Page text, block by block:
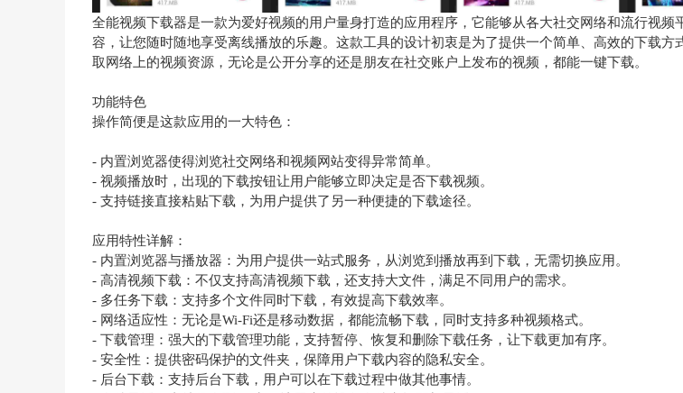
全能视频下载器是一款为爱好视频的用户量身打造的应用程序，它能够从各大社交网络和流行视频
容，让您随时随地享受离线播放的乐趣。这款工具的设计初衷是为了提供一个简单、高效的下载方
取网络上的视频资源，无论是公开分享的还是朋友在社交账户上发布的视频，都能一键下载。
功能特色
操作简便是这款应用的一大特色：
- 内置浏览器使得浏览社交网络和视频网站变得异常简单。
- 视频播放时，出现的下载按钮让用户能够立即决定是否下载视频。
- 支持链接直接粘贴下载，为用户提供了另一种便捷的下载途径。
应用特性详解：
- 内置浏览器与播放器：为用户提供一站式服务，从浏览到播放再到下载，无需切换应用。
- 高清视频下载：不仅支持高清视频下载，还支持大文件，满足不同用户的需求。
- 多任务下载：支持多个文件同时下载，有效提高下载效率。
- 网络适应性：无论是Wi-Fi还是移动数据，都能流畅下载，同时支持多种视频格式。
- 下载管理：强大的下载管理功能，支持暂停、恢复和删除下载任务，让下载更加有序。
- 安全性：提供密码保护的文件夹，保障用户下载内容的隐私安全。
- 后台下载：支持后台下载，用户可以在下载过程中做其他事情。